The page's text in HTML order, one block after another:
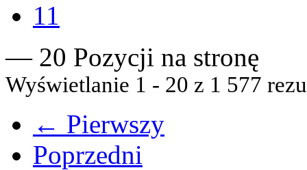
11
— 20 Pozycji na stronę
Wyświetlanie 1 - 20 z 1 577
← Pierwszy
Poprzedni